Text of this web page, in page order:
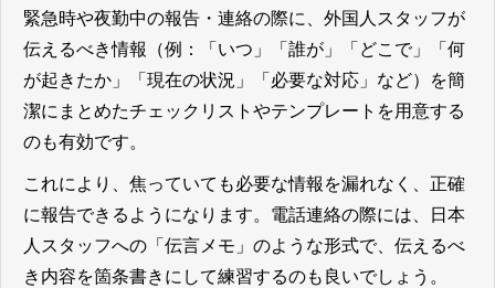
緊急時や夜勤中の報告・連絡の際に、外国人スタッフが
伝えるべき情報（例：「いつ」「誰が」「どこで」「何
が起きたか」「現在の状況」「必要な対応」など）を簡
潔にまとめたチェックリストやテンプレートを用意する
のも有効です。
これにより、焦っていても必要な情報を漏れなく、正確
に報告できるようになります。電話連絡の際には、日本
人スタッフへの「伝言メモ」のような形式で、伝えるべ
き内容を箇条書きにして練習するのも良いでしょう。